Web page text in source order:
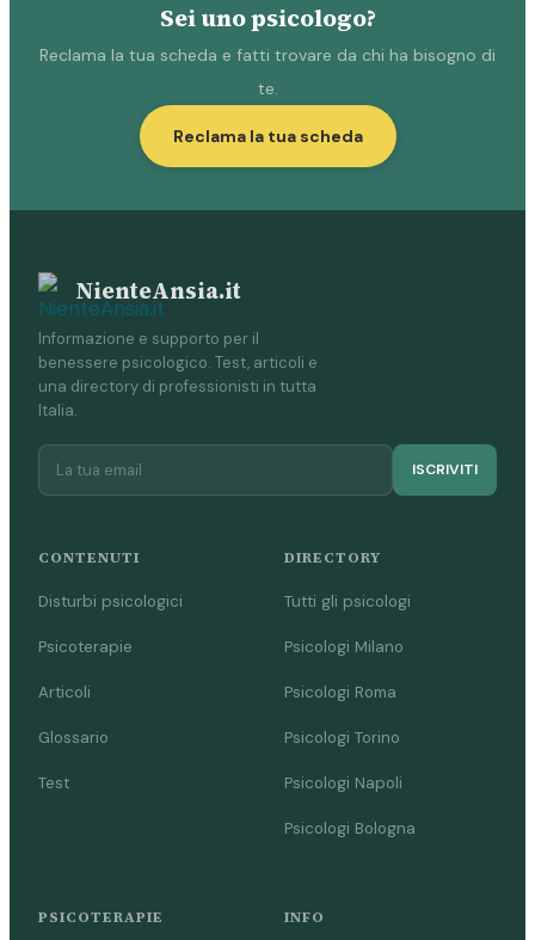
Sei uno psicologo?
Reclama la tua scheda e fatti trovare da chi ha bisogno di
te.
Reclama la tua scheda
NienteAnsia.it
Informazione e supporto per il
benessere psicologico. Test, articoli e
una directory di professionisti in tutta
Italia.
ISCRIVITI
CONTENUTI
Disturbi psicologici
Psicoterapie
Articoli
Glossario
Test
DIRECTORY
Tutti gli psicologi
Psicologi Milano
Psicologi Roma
Psicologi Torino
Psicologi Napoli
Psicologi Bologna
PSICOTERAPIE INFO